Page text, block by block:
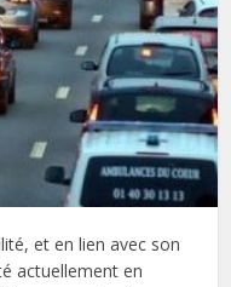
et en lien avec son
actuellement en